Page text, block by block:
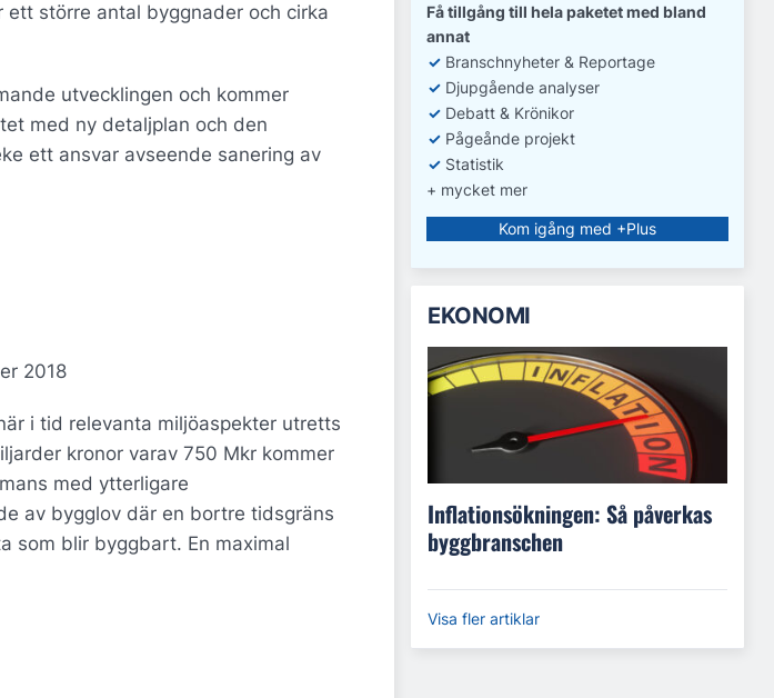
större antal byggnader och cirka
utvecklingen och kommer
med ny detaljplan och den
ett ansvar avseende sanering av
2018
i tid relevanta miljöaspekter utretts
kronor varav 750 Mkr kommer
med ytterligare
av bygglov där en bortre tidsgräns
som blir byggbart. En maximal
Få tillgång till hela paketet med bland
annat
✓ Branschnyheter & Reportage
✓ Djupgående analyser
✓ Debatt & Krönikor
✓ Pågeånde projekt
✓ Statistik
+ mycket mer
Kom igång med +Plus
EKONOMI
Inflationsökningen: Så påverkas
byggbranschen
Visa fler artiklar